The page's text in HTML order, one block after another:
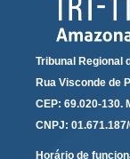
Governança
Rede de
Tribunal Regional
Rua Visconde de
CEP: 69.020-130.
CNPJ:
Horário de